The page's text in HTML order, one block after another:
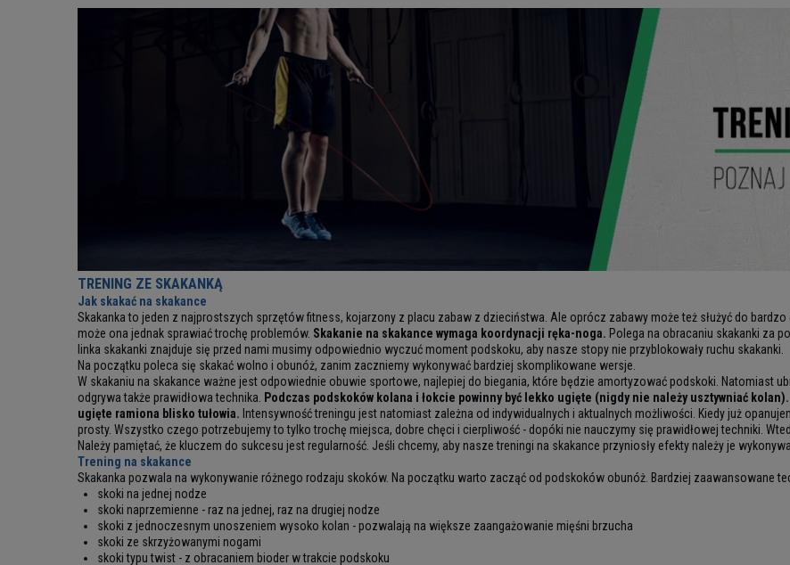
TRENING ZE SKAKANKĄ
Jak skakać na skakance
Skakanka to jeden z najprostszych sprzętów fitness, kojarzony z placu zabaw z dzieciństwa. Ale oprócz zabawy może też służyć do
może ona jednak sprawiać trochę problemów. Skakanie na skakance wymaga koordynacji ręka-noga. Polega na obracaniu skakanki za
linka skakanki znajduje się przed nami musimy odpowiednio wyczuć moment podskoku, aby nasze stopy nie przyblokowały ruchu skakanki.
Na początku poleca się skakać wolno i obunóż, zanim zaczniemy wykonywać bardziej skomplikowane wersje.
W skakaniu na skakance ważne jest odpowiednie obuwie sportowe, najlepiej do biegania, które będzie amortyzować podskoki. Natomiast
odgrywa także prawidłowa technika.
Podczas podskoków kolana i łokcie powinny być lekko ugięte (nigdy nie należy usztywniać
ugięte ramiona blisko tułowia. Intensywność treningu jest natomiast zależna od indywidualnych i aktualnych możliwości. Kiedy już
prosty. Wszystko czego potrzebujemy to tylko trochę miejsca, dobre chęci i cierpliwość - dopóki nie nauczymy się prawidłowej techniki.
Należy pamiętać, że kluczem do sukcesu jest regularność. Jeśli chcemy, aby nasze treningi na skakance przyniosły efekty należy je
Trening na skakance
Skakanka pozwala na wykonywanie różnego rodzaju skoków. Na początku warto zacząć od podskoków obunóż. Bardziej zaawansowane
skoki na jednej nodze
skoki naprzemienne - raz na jednej, raz na drugiej nodze
skoki z jednoczesnym unoszeniem wysoko kolan - pozwalają na większe zaangażowanie mięśni brzucha
skoki ze skrzyżowanymi nogami
skoki typu twist - z obracaniem bioder w trakcie podskoku